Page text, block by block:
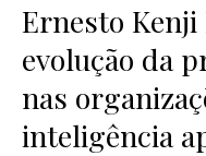
Ernesto
evolução da
nas
inteligência